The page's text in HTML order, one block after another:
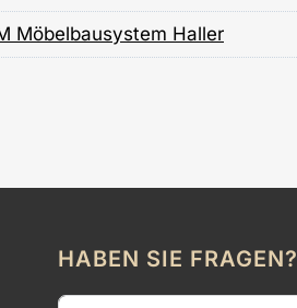
Möbelbausystem Haller
HABEN SIE FRAGEN?